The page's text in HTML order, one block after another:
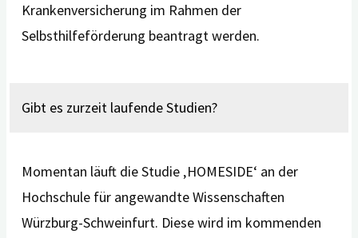
Krankenversicherung im Rahmen der
Selbsthilfeförderung beantragt werden.
Gibt es zurzeit laufende Studien?
Momentan läuft die Studie ‚HOMESIDE‘ an der
Hochschule für angewandte Wissenschaften
Würzburg-Schweinfurt. Diese wird im kommenden